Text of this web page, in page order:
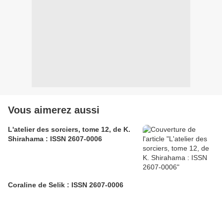
Vous aimerez aussi
L'atelier des sorciers, tome 12, de K.
Shirahama : ISSN 2607-0006
Coraline de Selik : ISSN 2607-0006